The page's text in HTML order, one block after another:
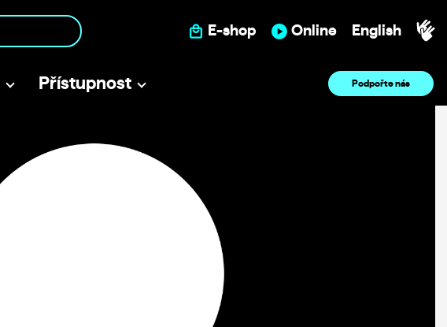
E-shop Online English
Přístupnost Podpořte nás